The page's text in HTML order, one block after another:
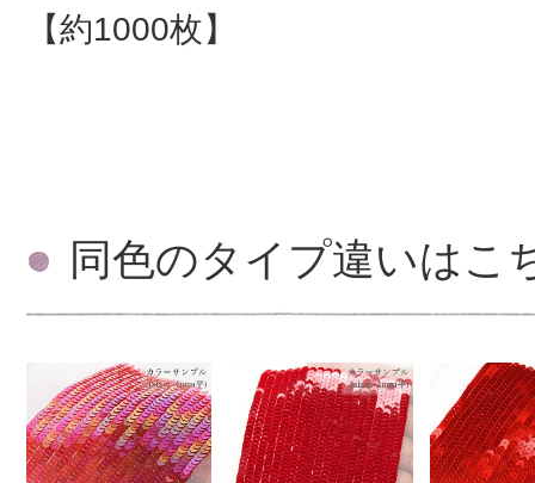
【約1000枚】
同色のタイプ違いはこ